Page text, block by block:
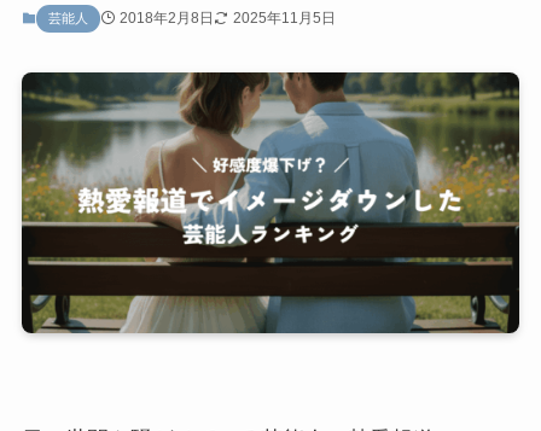
芸能人 2018年2月8日 2025年11月5日